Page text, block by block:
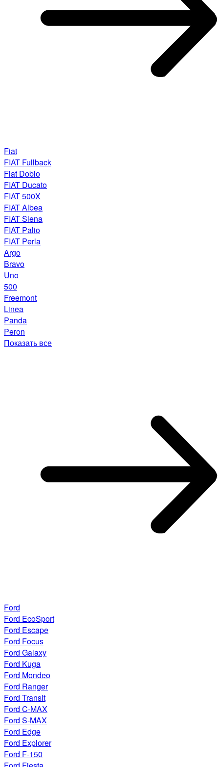
Fiat
FIAT Fullback
Fiat Doblo
FIAT Ducato
FIAT 500X
FIAT Albea
FIAT Siena
FIAT Palio
FIAT Perla
Argo
Bravo
Uno
500
Freemont
Linea
Panda
Peron
Показать все
Ford
Ford EcoSport
Ford Escape
Ford Focus
Ford Galaxy
Ford Kuga
Ford Mondeo
Ford Ranger
Ford Transit
Ford C-MAX
Ford S-MAX
Ford Edge
Ford Explorer
Ford F-150